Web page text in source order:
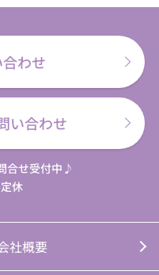
わせ
い合わせ
合せ受付中♪
休
社概要